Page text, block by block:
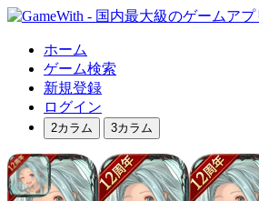
ホーム
ゲーム検索
新規登録
ログイン
2カラム 3カラム